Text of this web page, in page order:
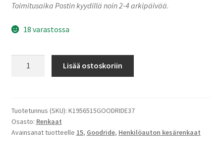
Toimitusaika Postin kyydillä noin 2-4 arkipäivää.
18 varastossa
Premium
Grip
SA37
Lisää ostoskoriin
Tuotetunnus (SKU): K1956515GOODRIDE37
Osasto: Renkaat
Avainsanat tuotteelle 15, Goodride, Henkilöauton kesärenkaat